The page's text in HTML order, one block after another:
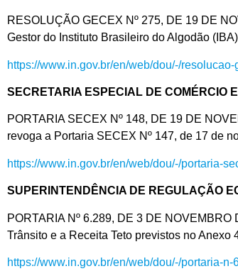
RESOLUÇÃO GECEX Nº 275, DE 19 DE
Gestor do Instituto Brasileiro do Algodão
https://www.in.gov.br/en/web/dou/-/
SECRETARIA ESPECIAL DE COMÉRCIO
PORTARIA SECEX Nº 148, DE 19 DE
revoga a Portaria SECEX Nº 147, de 17 de
https://www.in.gov.br/en/web/dou/-/portaria-
SUPERINTENDÊNCIA DE REGULAÇÃO
PORTARIA Nº 6.289, DE 3 DE
Trânsito e a Receita Teto previstos no
https://www.in.gov.br/en/web/dou/-/portaria-